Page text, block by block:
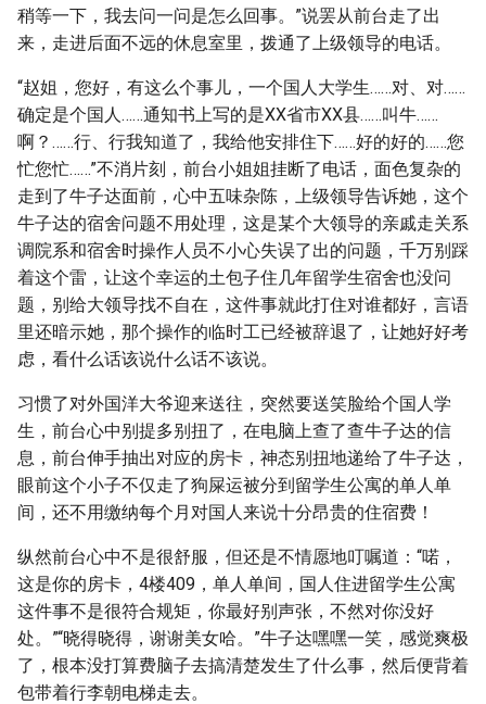
稍等一下，我去问一问是怎么回事。”说罢从前台走了出
来，走进后面不远的休息室里，拨通了上级领导的电话。
“赵姐，您好，有这么个事儿，一个国人大学生……对、对……
确定是个国人……通知书上写的是XX省市XX县……叫牛……
啊？……行、行我知道了，我给他安排住下……好的好的……您
忙您忙……”不消片刻，前台小姐姐挂断了电话，面色复杂的
走到了牛子达面前，心中五味杂陈，上级领导告诉她，这个
牛子达的宿舍问题不用处理，这是某个大领导的亲戚走关系
调院系和宿舍时操作人员不小心失误了出的问题，千万别踩
着这个雷，让这个幸运的土包子住几年留学生宿舍也没问
题，别给大领导找不自在，这件事就此打住对谁都好，言语
里还暗示她，那个操作的临时工已经被辞退了，让她好好考
虑，看什么话该说什么话不该说。
习惯了对外国洋大爷迎来送往，突然要送笑脸给个国人学
生，前台心中别提多别扭了，在电脑上查了查牛子达的信
息，前台伸手抽出对应的房卡，神态别扭地递给了牛子达，
眼前这个小子不仅走了狗屎运被分到留学生公寓的单人单
间，还不用缴纳每个月对国人来说十分昂贵的住宿费！
纵然前台心中不是很舒服，但还是不情愿地叮嘱道：“喏，
这是你的房卡，4楼409，单人单间，国人住进留学生公寓
这件事不是很符合规矩，你最好别声张，不然对你没好
处。”“晓得晓得，谢谢美女哈。”牛子达嘿嘿一笑，感觉爽极
了，根本没打算费脑子去搞清楚发生了什么事，然后便背着
包带着行李朝电梯走去。